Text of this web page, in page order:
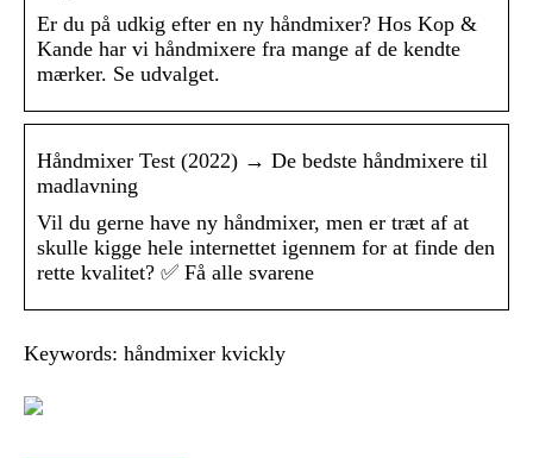
Er du på udkig efter en ny håndmixer? Hos Kop &
Kande har vi håndmixere fra mange af de kendte
mærker. Se udvalget.
Håndmixer Test (2022) → De bedste håndmixere til
madlavning
Vil du gerne have ny håndmixer, men er træt af at
skulle kigge hele internettet igennem for at finde den
rette kvalitet? ✅ Få alle svarene
Keywords: håndmixer kvickly